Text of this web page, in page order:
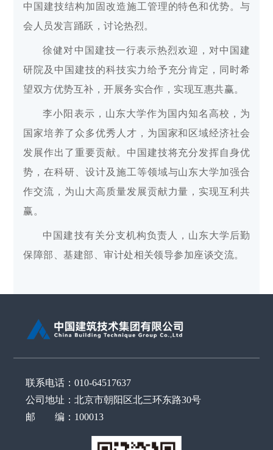
中国建技结构加固改造施工管理的特色和优势。与
会人员发言踊跃，讨论热烈。
徐健对中国建技一行表示热烈欢迎，对中国建
研院及中国建技的科技实力给予充分肯定，同时希
望双方优势互补，开展务实合作，实现互惠共赢。
李小阳表示，山东大学作为国内知名高校，为
国家培养了众多优秀人才，为国家和区域经济社会
发展作出了重要贡献。中国建技将充分发挥自身优
势，在科研、设计及施工等领域与山东大学加强合
作交流，为山大高质量发展贡献力量，实现互利共
赢。
中国建技有关分支机构负责人，山东大学后勤
保障部、基建部、审计处相关领导参加座谈交流。
联系电话：010-64517637
公司地址：北京市朝阳区北三环东路30号
邮 编：100013